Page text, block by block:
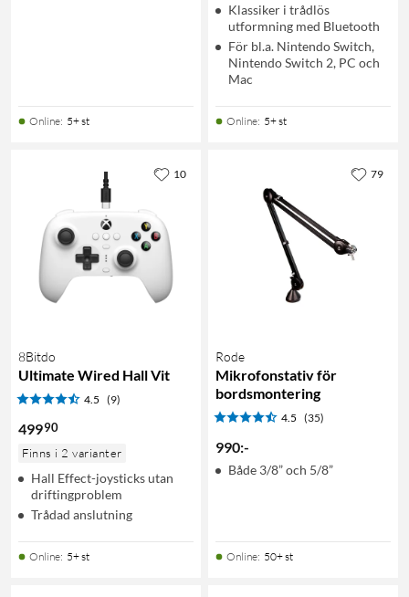
Online: 5+ st
Klassiker i trådlös
utformning med Bluetooth
För bl.a. Nintendo Switch,
Nintendo Switch 2, PC och
Mac
Online: 5+ st
8Bitdo
Ultimate Wired Hall Vit
4.5 (9)
49990
Finns i 2 varianter
Hall Effect-joysticks utan
driftingproblem
Trådad anslutning
Online: 5+ st
10
Rode
Mikrofonstativ för
bordsmontering
4.5 (35)
990:-
Både 3/8” och 5/8”
Online: 50+ st
79